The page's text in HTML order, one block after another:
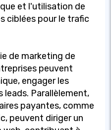
et l'utilisation de
ciblées pour le trafic
de marketing de
peuvent
engager les
Parallèlement,
payantes, comme
peuvent diriger un